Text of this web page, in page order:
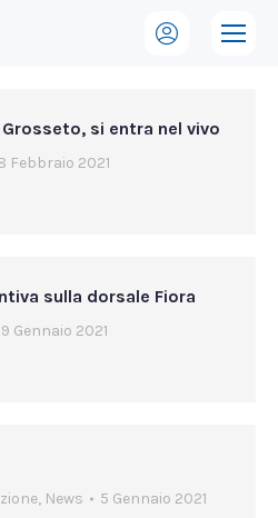
si entra nel vivo
Febbraio 2021
sulla dorsale Fiora
Gennaio 2021
, News
5 Gennaio 2021